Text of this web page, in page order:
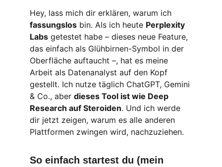
Hey, lass mich dir erklären, warum ich
fassungslos bin. Als ich heute Perplexity
Labs getestet habe – dieses neue Feature,
das einfach als Glühbirnen-Symbol in der
Oberfläche auftaucht –, hat es meine
Arbeit als Datenanalyst auf den Kopf
gestellt. Ich nutze täglich ChatGPT, Gemini
& Co., aber dieses Tool ist wie Deep
Research auf Steroiden. Und ich werde
dir jetzt zeigen, warum es alle anderen
Plattformen zwingen wird, nachzuziehen.
So einfach startest du (mein